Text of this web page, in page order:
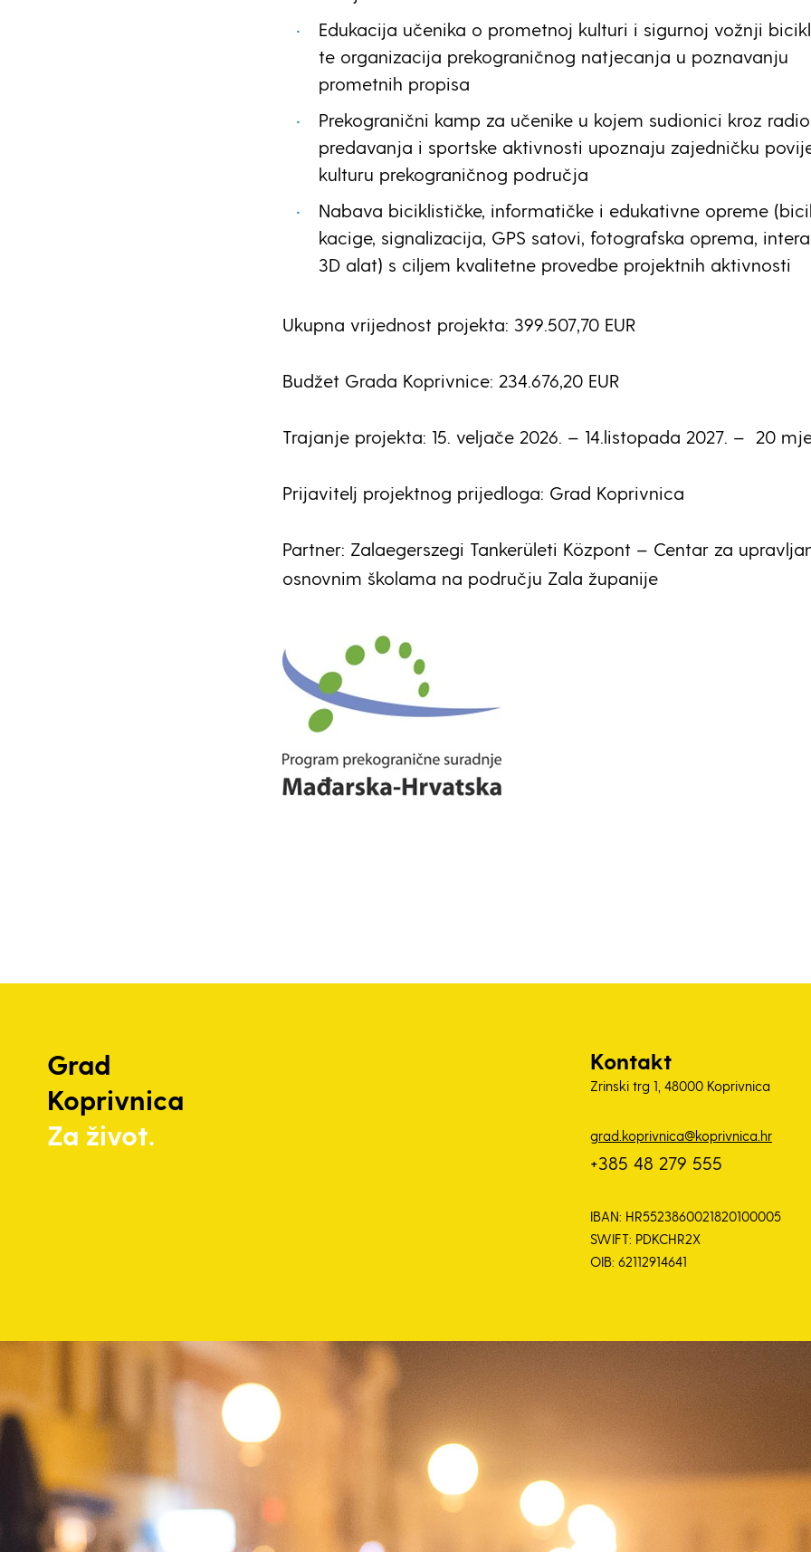
Edukacija učenika o prometnoj kulturi i sigurnoj vožnji
te organizacija prekograničnog natjecanja u poznavanju
prometnih propisa
Prekogranični kamp za učenike u kojem sudionici kroz
predavanja i sportske aktivnosti upoznaju zajedničku
kulturu prekograničnog područja
Nabava biciklističke, informatičke i edukativne opreme
kacige, signalizacija, GPS satovi, fotografska oprema,
3D alat) s ciljem kvalitetne provedbe projektnih aktivnosti
Ukupna vrijednost projekta: 399.507,70 EUR
Budžet Grada Koprivnice: 234.676,20 EUR
Trajanje projekta: 15. veljače 2026. – 14.listopada 2027. – 20
Prijavitelj projektnog prijedloga: Grad Koprivnica
Partner: Zalaegerszegi Tankerületi Központ – Centar za
osnovnim školama na području Zala županije
Grad
Koprivnica
Za život.
Kontakt
Zrinski trg 1, 48000 Koprivnica
grad.koprivnica@koprivnica.hr
+385 48 279 555
IBAN: HR5523860021820100005
SWIFT: PDKCHR2X
OIB: 62112914641